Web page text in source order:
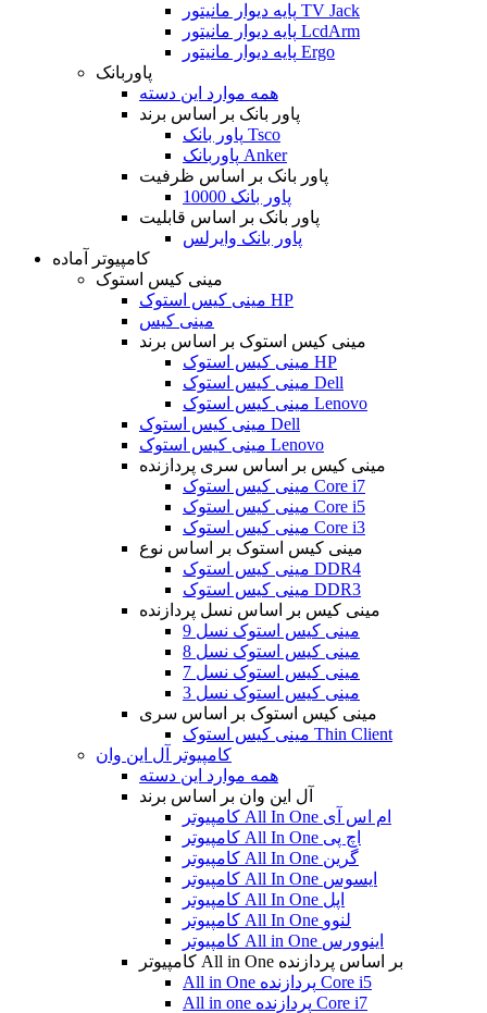
پایه دیوار مانیتور TV Jack
پایه دیوار مانیتور LcdArm
پایه دیوار مانیتور Ergo
پاوربانک
همه موارد این دسته
پاور بانک بر اساس برند
پاور بانک Tsco
پاوربانک Anker
پاور بانک بر اساس ظرفیت
پاور بانک 10000
پاور بانک بر اساس قابلیت
پاور بانک وایرلس
کامپیوتر آماده
مینی کیس استوک
مینی کیس استوک HP
مینی کیس
مینی کیس استوک بر اساس برند
مینی کیس استوک HP
مینی کیس استوک Dell
مینی کیس استوک Lenovo
مینی کیس استوک Dell
مینی کیس استوک Lenovo
مینی کیس بر اساس سری پردازنده
مینی کیس استوک Core i7
مینی کیس استوک Core i5
مینی کیس استوک Core i3
مینی کیس استوک بر اساس نوع
مینی کیس استوک DDR4
مینی کیس استوک DDR3
مینی کیس بر اساس نسل پردازنده
مینی کیس استوک نسل 9
مینی کیس استوک نسل 8
مینی کیس استوک نسل 7
مینی کیس استوک نسل 3
مینی کیس استوک بر اساس سری
مینی کیس استوک Thin Client
کامپیوتر آل این وان
همه موارد این دسته
آل این وان بر اساس برند
کامپیوتر All In One ام اس آی
کامپیوتر All In One اچ پی
کامپیوتر All In One گرین
کامپیوتر All In One ایسوس
کامپیوتر All In One اپل
کامپیوتر All In One لنوو
کامپیوتر All in One اینوورس
کامپیوتر All in One بر اساس پردازنده
All in One پردازنده Core i5
All in one پردازنده Core i7